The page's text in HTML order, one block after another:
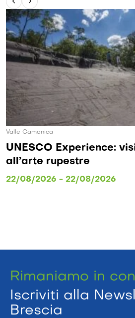
Valle Camonica
UNESCO Experience:
all’arte rupestre
22/08/2026 - 22/08/2026
Rimaniamo in
Iscriviti alla
Brescia